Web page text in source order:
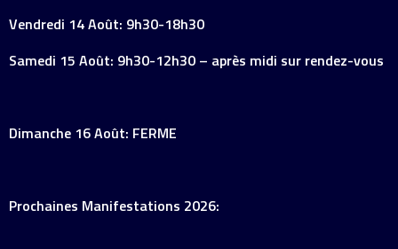
Vendredi 14 Août: 9h30-18h30
Samedi 15 Août: 9h30-12h30 – après midi sur rendez-vous
Dimanche 16 Août: FERME
Prochaines Manifestations 2026: